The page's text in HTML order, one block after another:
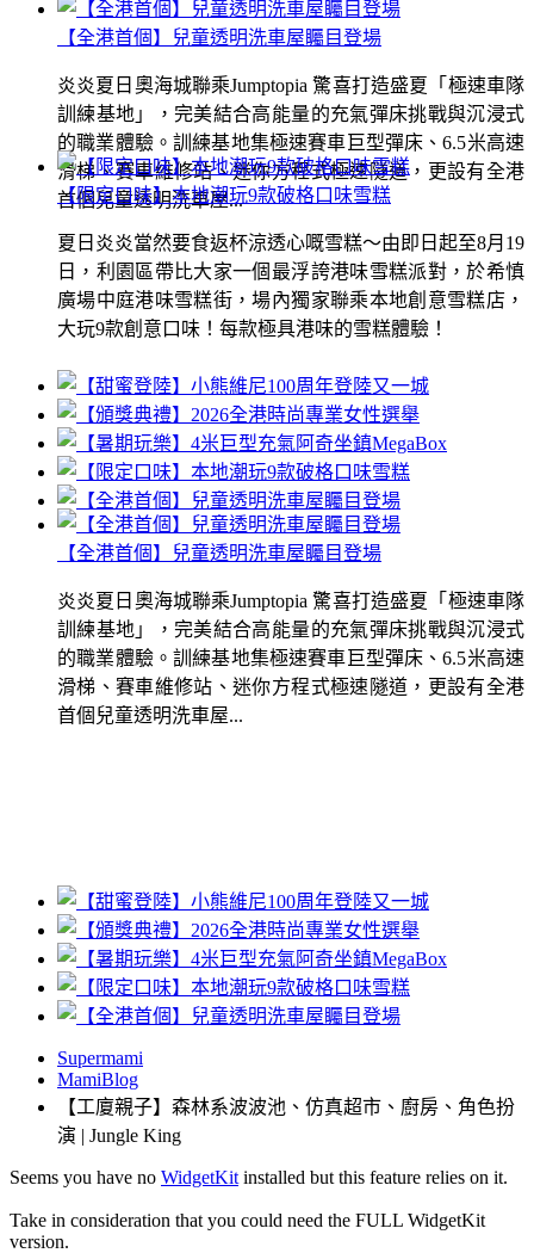
【全港首個】兒童透明洗車屋矚目登場
炎炎夏日奧海城聯乘Jumptopia 驚喜打造盛夏「極速車隊
訓練基地」，完美結合高能量的充氣彈床挑戰與沉浸式
的職業體驗。訓練基地集極速賽車巨型彈床、6.5米高速
滑梯、賽車維修站、迷你方程式極速隧道，更設有全港
首個兒童透明洗車屋...
【限定口味】本地潮玩9款破格口味雪糕
夏日炎炎當然要食返杯涼透心嘅雪糕～由即日起至8月19
日，利園區帶比大家一個最浮誇港味雪糕派對，於希慎
廣場中庭港味雪糕街，場內獨家聯乘本地創意雪糕店，
大玩9款創意口味！每款極具港味的雪糕體驗！
【全港首個】兒童透明洗車屋矚目登場
炎炎夏日奧海城聯乘Jumptopia 驚喜打造盛夏「極速車隊
訓練基地」，完美結合高能量的充氣彈床挑戰與沉浸式
的職業體驗。訓練基地集極速賽車巨型彈床、6.5米高速
滑梯、賽車維修站、迷你方程式極速隧道，更設有全港
首個兒童透明洗車屋...
Supermami
MamiBlog
【工廈親子】森林系波波池、仿真超市、廚房、角色扮
演 | Jungle King
Seems you have no WidgetKit installed but this feature relies on it.
Take in consideration that you could need the FULL WidgetKit
version.